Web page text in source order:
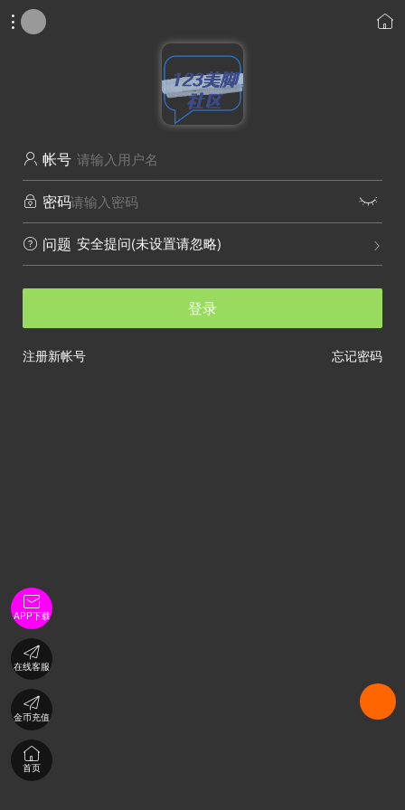
 
 帐号
 密码 
 问题 
安全提问(未设置请忽略)
登录
忘记密码
注册新帐号

APP下载

在线客服

金币充值

首页